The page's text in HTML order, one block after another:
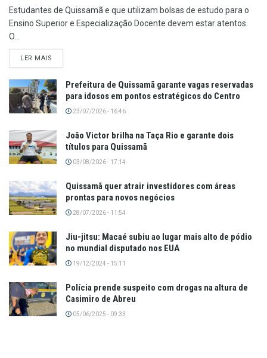
Estudantes de Quissamã e que utilizam bolsas de estudo para o
Ensino Superior e Especialização Docente devem estar atentos.
O...
LER MAIS
Prefeitura de Quissamã garante vagas reservadas
para idosos em pontos estratégicos do Centro
23/07/2026 - 16:46
João Victor brilha na Taça Rio e garante dois
títulos para Quissamã
03/08/2026 - 17:14
Quissamã quer atrair investidores com áreas
prontas para novos negócios
28/07/2026 - 11:54
Jiu-jitsu: Macaé subiu ao lugar mais alto de pódio
no mundial disputado nos EUA
19/12/2024 - 15:11
Polícia prende suspeito com drogas na altura de
Casimiro de Abreu
05/06/2025 - 09:33